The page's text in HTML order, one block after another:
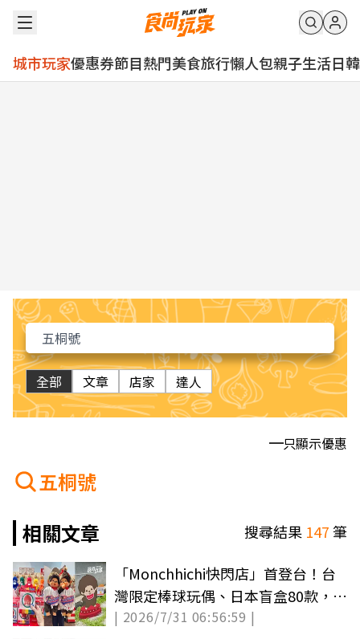
城市玩家優惠券節目熱門美食旅行懶人包親子生活日韓
全部 文章 店家 達人
只顯示優惠
五桐號
相關文章
搜尋結果 147筆
「Monchhichi快閃店」首登台！台
灣限定棒球玩偶、日本盲盒80款，免
費入場逛
| 2026/7/31 06:56:59 |